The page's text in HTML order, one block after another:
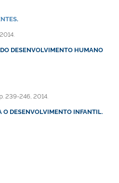
DESENVOLVIMENTO HUMANO
239-246, 2014.
DESENVOLVIMENTO INFANTIL.